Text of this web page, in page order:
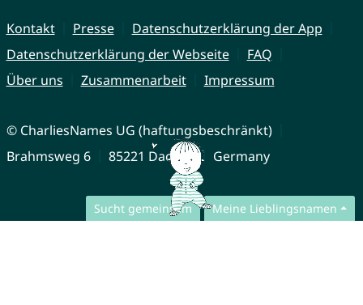
Sucht gemeinsam Meine Lieblingsnamen
Kontakt Presse
Datenschutzerklärung der App
Datenschutzerklärung der Webseite
FAQ
Über uns
Zusammenarbeit Impressum
© CharliesNames UG (haftungsbeschränkt)
Brahmsweg 6
85221 Dachau Germany